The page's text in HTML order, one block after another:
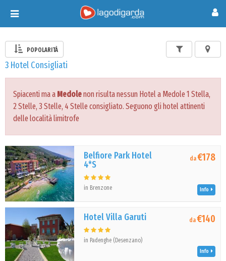
Toggle
navigation
POPOLARITÀ
3 Hotel Consigliati
Spiacenti ma a Medolenon risulta nessun Hotel a Medole 1 Stella,
2 Stelle, 3 Stelle, 4 Stelle consigliato. Seguono gli hotel attinenti
delle località limitrofe
Belfiore Park Hotel
4*S
in Brenzone
da€178
Info
Hotel Villa Garuti
in Padenghe (Desenzano)
da€140
Info